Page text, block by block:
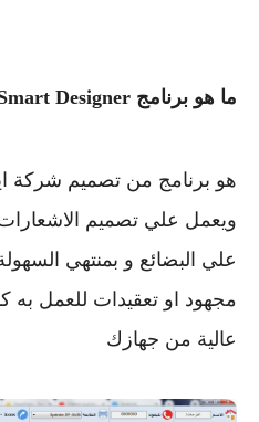
ما هو برنامج Fox Smart Designer ؟
هو برنامج من تصميم شركة
ويعمل علي تصميم
علي البضائع و بمنتهي
مجهود او تعقيدات للعمل به
عالية من جهازك